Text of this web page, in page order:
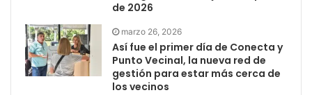
de 2026
marzo 26, 2026
Así fue el primer día de Conecta y
Punto Vecinal, la nueva red de
gestión para estar más cerca de
los vecinos